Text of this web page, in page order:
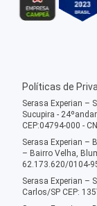
Políticas de
Serasa Experian –
Sucupira -
CEP:04794-000 -
Serasa Experian –
– Bairro Velha,
62.173.620/0104-
Serasa Experian –
Carlos/SP CEP: